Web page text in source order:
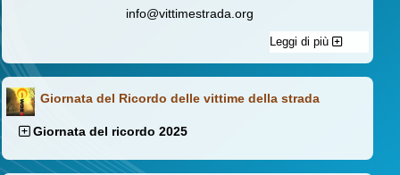
info@vittimestrada.org
Leggi di più
Giornata del Ricordo delle vittime della strada
Giornata del ricordo 2025